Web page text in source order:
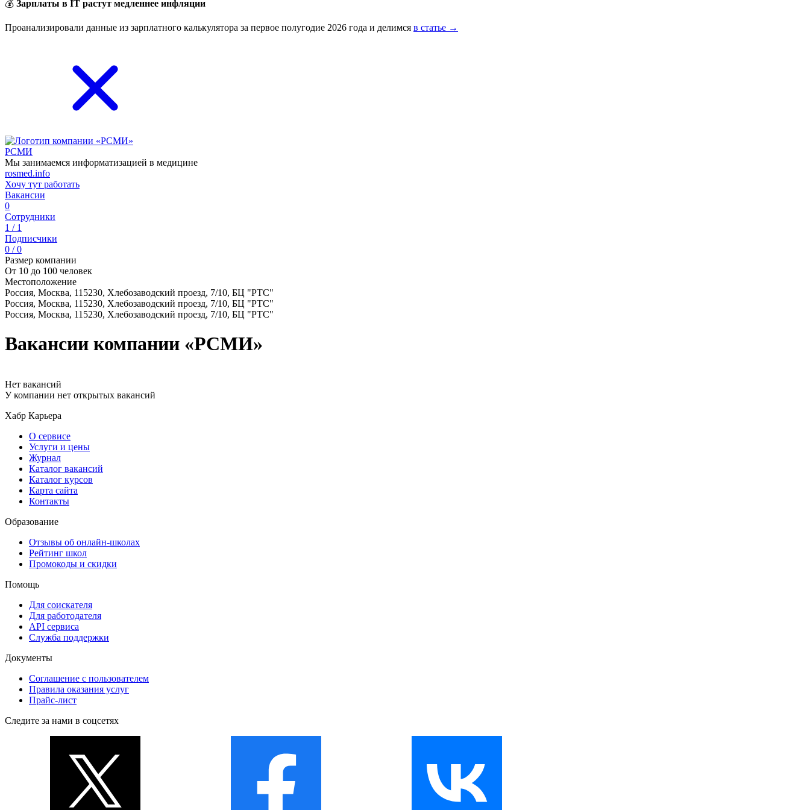
💰 Зарплаты в IT растут медленнее инфляции
Проанализировали данные из зарплатного калькулятора за первое полугодие 2026 года и делимся в статье →
РСМИ
Мы занимаемся информатизацией в медицине
rosmed.info
Хочу тут работать
Вакансии
0
Сотрудники
1 / 1
Подписчики
0 / 0
Размер компании
От 10 до 100 человек
Местоположение
Россия, Москва, 115230, Хлебозаводский проезд, 7/10, БЦ "РТС"
Россия, Москва, 115230, Хлебозаводский проезд, 7/10, БЦ "РТС"
Россия, Москва, 115230, Хлебозаводский проезд, 7/10, БЦ "РТС"
Вакансии компании «РСМИ»
Нет вакансий
У компании нет открытых вакансий
Хабр Карьера
О сервисе
Услуги и цены
Журнал
Каталог вакансий
Каталог курсов
Карта сайта
Контакты
Образование
Отзывы об онлайн-школах
Рейтинг школ
Промокоды и скидки
Помощь
Для соискателя
Для работодателя
API сервиса
Служба поддержки
Документы
Соглашение с пользователем
Правила оказания услуг
Прайс-лист
Следите за нами в соцсетях